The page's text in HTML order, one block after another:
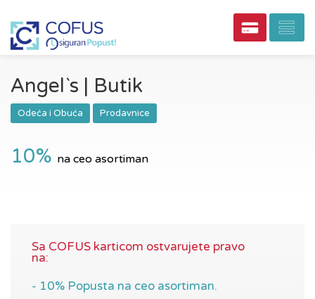
Angel`s | Butik
Odeća i Obuća Prodavnice
10% na ceo asortiman
Sa COFUS karticom ostvarujete pravo
na:
- 10% Popusta na ceo asortiman.